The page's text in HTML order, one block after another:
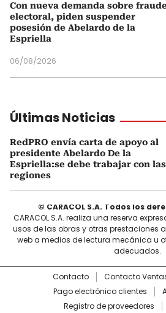
Con nueva demanda sobre fraude
electoral, piden suspender
posesión de Abelardo de la
Espriella
06/08/2026
Últimas Noticias
RedPRO envía carta de apoyo al
presidente Abelardo De la
Espriella:se debe trabajar con las
regiones
© CARACOL S.A. Todos los
CARACOL S.A. realiza una reserva
usos de las obras y otras prestaciones
web a medios de lectura mecánica u
adecuados.
Contacto Contacto
Pago electrónico clientes
Registro de proveedores